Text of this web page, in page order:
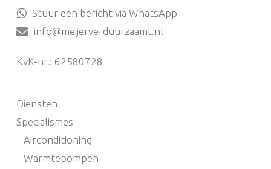
Stuur een bericht via WhatsApp
info@meijerverduurzaamt.nl
KvK-nr.: 62580728
Diensten
Specialismes
– Airconditioning
– Warmtepompen